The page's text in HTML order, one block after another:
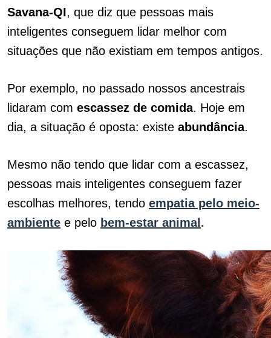
Savana-QI, que diz que pessoas mais
inteligentes conseguem lidar melhor com
situações que não existiam em tempos antigos.
Por exemplo, no passado nossos ancestrais
lidaram com escassez de comida. Hoje em
dia, a situação é oposta: existe abundância.
Mesmo não tendo que lidar com a escassez,
pessoas mais inteligentes conseguem fazer
escolhas melhores, tendo empatia pelo meio-
ambiente e pelo bem-estar animal .